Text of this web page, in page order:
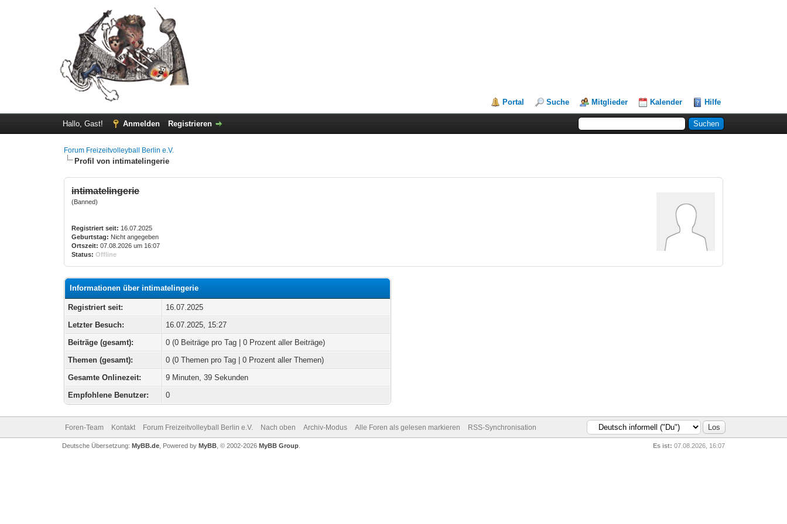
Portal Suche Mitglieder Kalender Hilfe
Hallo, Gast! Anmelden Registrieren
Forum Freizeitvolleyball Berlin e.V.
Profil von intimatelingerie
intimatelingerie
(Banned)
Registriert seit: 16.07.2025
Geburtstag: Nicht angegeben
Ortszeit: 07.08.2026 um 16:07
Status: Offline
Informationen über intimatelingerie
Registriert seit:
16.07.2025
Letzter Besuch:
16.07.2025, 15:27
Beiträge (gesamt):
0 (0 Beiträge pro Tag | 0 Prozent aller Beiträge)
Themen (gesamt):
0 (0 Themen pro Tag | 0 Prozent aller Themen)
Gesamte Onlinezeit:
9 Minuten, 39 Sekunden
Empfohlene Benutzer:
0
Foren-Team Kontakt Forum Freizeitvolleyball Berlin e.V. Nach oben Archiv-Modus Alle Foren als gelesen markieren RSS-Synchronisation
Es ist: 07.08.2026, 16:07
Deutsche Übersetzung: MyBB.de, Powered by MyBB, © 2002-2026 MyBB Group.